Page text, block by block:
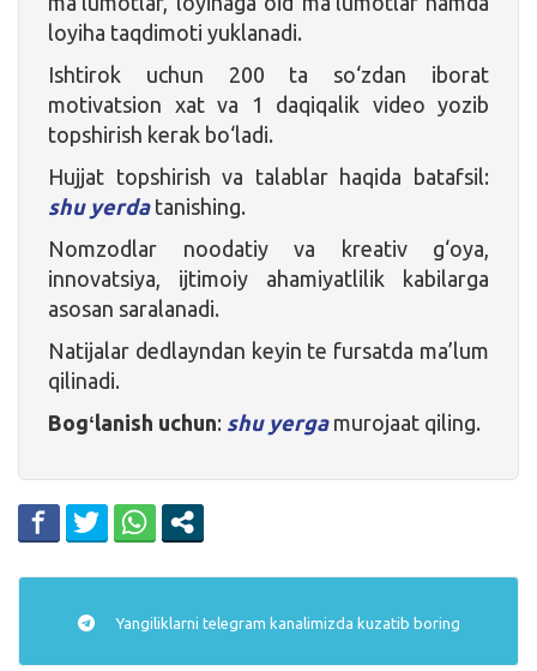
loyiha taqdimoti yuklanadi.
Ishtirok uchun 200 ta so‘zdan iborat
motivatsion xat va 1 daqiqalik video yozib
topshirish kerak bo‘ladi.
Hujjat topshirish va talablar haqida batafsil:
shu yerdatanishing.
Nomzodlar noodatiy va kreativ g‘oya,
innovatsiya, ijtimoiy ahamiyatlilik kabilarga
asosan saralanadi.
Natijalar dedlayndan keyin te fursatda ma’lum
qilinadi.
Bogʻlanish uchun: shu yergamurojaat qiling.
Yangiliklarni telegram kanalimizda kuzatib boring